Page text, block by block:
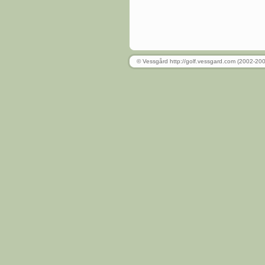
© Vessgård http://golf.vessgard.com (2002-